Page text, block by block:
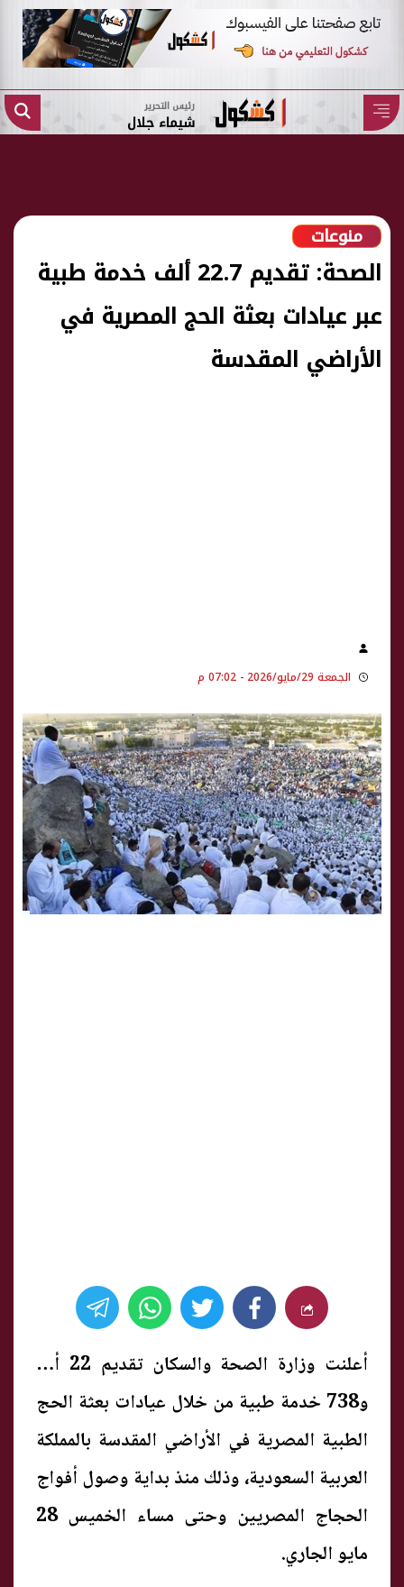
رئيس التحرير
شيماء جلال
منوعات
الصحة: تقديم 22.7 ألف خدمة طبية
عبر عيادات بعثة الحج المصرية في
الأراضي المقدسة
الجمعة 29/مايو/2026 - 07:02 م
أعلنت وزارة الصحة والسكان تقديم 22 ألفًا
و738 خدمة طبية من خلال عيادات بعثة الحج
الطبية المصرية في الأراضي المقدسة بالمملكة
العربية السعودية، وذلك منذ بداية وصول أفواج
الحجاج المصريين وحتى مساء الخميس 28
مايو الجاري.